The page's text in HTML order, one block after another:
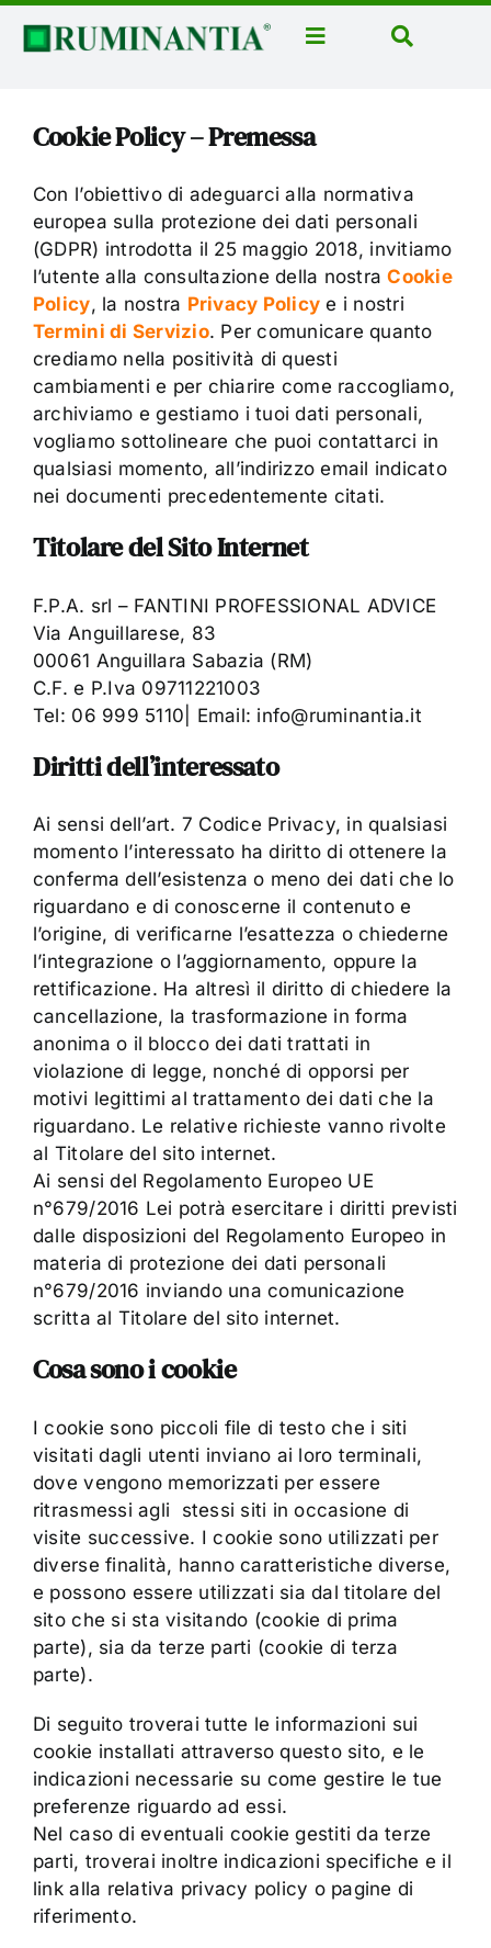
Salta
Toggle
News
Aziende
Corsi
Libri
Domus Casei
Eventi
Ruminantia Mese
Contatti
Toggle
per:
Cookie Policy – Premessa
Con l’obiettivo di adeguarci alla normativa
europea sulla protezione dei dati personali
(GDPR) introdotta il 25 maggio 2018, invitiamo
l’utente alla consultazione della nostraCookie
Policy, la nostra Privacy Policy e i nostri
Termini di Servizio. Per comunicare quanto
crediamo nella positività di questi
cambiamenti e per chiarire come raccogliamo,
archiviamo e gestiamo i tuoi dati personali,
vogliamo sottolineare che puoi contattarci in
qualsiasi momento, all’indirizzo email indicato
nei documenti precedentemente citati.
Titolare del Sito Internet
F.P.A. srl – FANTINI PROFESSIONAL ADVICE
Via Anguillarese, 83
00061 Anguillara Sabazia (RM)
C.F. e P.Iva 09711221003
Tel: 06 999 5110| Email: info@ruminantia.it
Diritti dell’interessato
Ai sensi dell’art. 7 Codice Privacy, in qualsiasi
momento l’interessato ha diritto di ottenere la
conferma dell’esistenza o meno dei dati che lo
riguardano e di conoscerne il contenuto e
l’origine, di verificarne l’esattezza o chiederne
l’integrazione o l’aggiornamento, oppure la
rettificazione. Ha altresì il diritto di chiedere la
cancellazione, la trasformazione in forma
anonima o il blocco dei dati trattati in
violazione di legge, nonché di opporsi per
motivi legittimi al trattamento dei dati che la
riguardano. Le relative richieste vanno rivolte
al Titolare del sito internet.
Ai sensi del Regolamento Europeo UE
n°679/2016 Lei potrà esercitare i diritti previsti
dalle disposizioni del Regolamento Europeo in
materia di protezione dei dati personali
n°679/2016 inviando una comunicazione
scritta al Titolare del sito internet.
Cosa sono i cookie
I cookie sono piccoli file di testo che i siti
visitati dagli utenti inviano ai loro terminali,
dove vengono memorizzati per essere
ritrasmessi agli stessi siti in occasione di
visite successive. I cookie sono utilizzati per
diverse finalità, hanno caratteristiche diverse,
e possono essere utilizzati sia dal titolare del
sito che si sta visitando (cookie di prima
parte), sia da terze parti (cookie di terza
parte).
Di seguito troverai tutte le informazioni sui
cookie installati attraverso questo sito, e le
indicazioni necessarie su come gestire le tue
preferenze riguardo ad essi.
Nel caso di eventuali cookie gestiti da terze
parti, troverai inoltre indicazioni specifiche e il
link alla relativa privacy policy o pagine di
riferimento.